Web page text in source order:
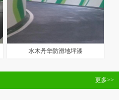
水木丹华防滑地坪漆
更多>>